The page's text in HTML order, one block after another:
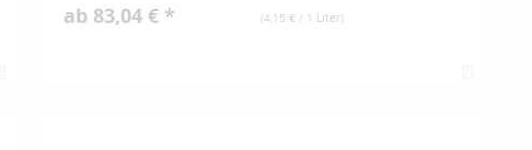
(4,15 € / 1 Liter)
ab 83,04 € *